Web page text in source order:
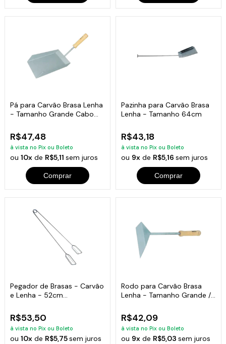
Pá para Carvão Brasa Lenha
- Tamanho Grande Cabo
R$47,48
à vista no Pix ou Boleto
ou10x de R$5,11sem juros
Comprar
Pazinha para Carvão Brasa
Lenha - Tamanho 64cm
R$43,18
à vista no Pix ou Boleto
ou 9xde R$5,16 sem juros
Comprar
Pegador de Brasas - Carvão
e Lenha - 52cm
R$53,50
à vista no Pix ou Boleto
ou10x de R$5,75sem juros
Rodo para Carvão Brasa
Lenha - Tamanho Grande /
R$42,09
à vista no Pix ou Boleto
ou 9xde R$5,03 sem juros